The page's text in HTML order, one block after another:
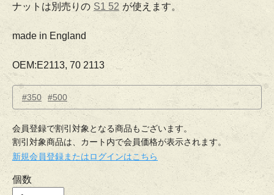
ナットは別売りの S1 52 が使えます。
made in England
OEM:E2113, 70 2113
#350 #500
会員登録で割引対象となる商品もございます。
割引対象商品は、カート内で会員価格が表示されます。
新規会員登録またはログインはこちら
個数